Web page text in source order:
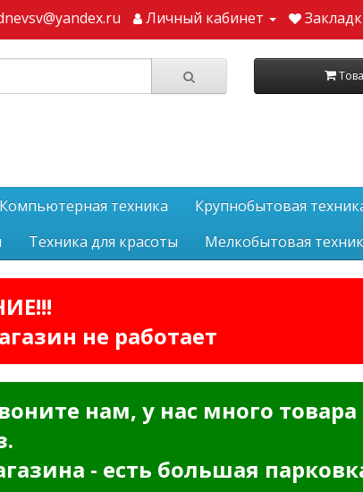
Личный кабинет
Компьютерная техника
Крупнобытовая
Техника для красоты Мелкобытовая
не работает
нам, у нас много
- есть большая